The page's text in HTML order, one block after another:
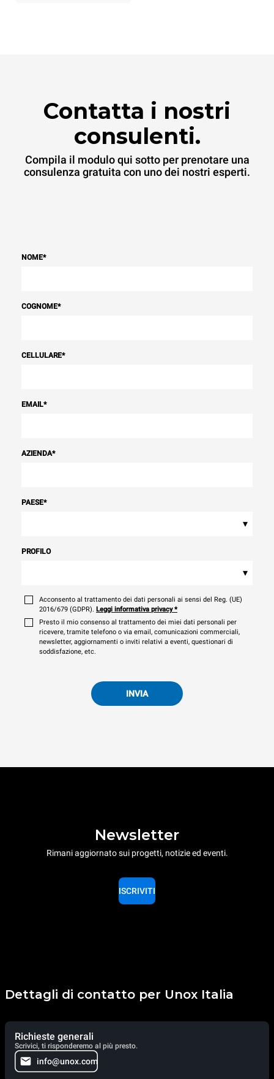
Contatta i nostri
consulenti.
Compila il modulo qui sotto per prenotare una
consulenza gratuita con uno dei nostri esperti.
NOME*
COGNOME*
CELLULARE*
EMAIL*
AZIENDA*
PAESE*
▾
PROFILO
▾
Acconsento al trattamento dei dati personali ai sensi del Reg. (UE)
2016/679 (GDPR). Leggi informativa privacy*
Presto il mio consenso al trattamento dei miei dati personali per
ricevere, tramite telefono o via email, comunicazioni commerciali,
newsletter, aggiornamenti o inviti relativi a eventi, questionari di
soddisfazione, etc.
INVIA
Newsletter
Rimani aggiornato sui progetti, notizie ed eventi.
ISCRIVITI
Dettagli di contatto per Unox Italia
Richieste generali
Scrivici, ti risponderemo al più presto.
info@unox.com